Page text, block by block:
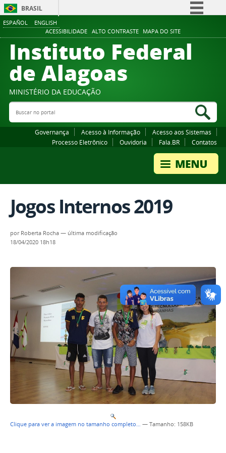
ESPAÑOL ENGLISH
ACESSIBILIDADE ALTO CONTRASTE MAPA DO SITE
BRASIL
Comunica BR
Participe
Canais
Instituto Federal
de Alagoas
MINISTÉRIO DA EDUCAÇÃO
Buscar no portal
Governança Acesso à Informação
Acesso aos Sistemas
Processo Eletrônico
Ouvidoria Fala.BR Contatos
Jogos Internos 2019
por Roberta Rocha — última modificação
18/04/2020 18h18
Clique para ver a imagem no tamanho completo… — Tamanho: 158KB